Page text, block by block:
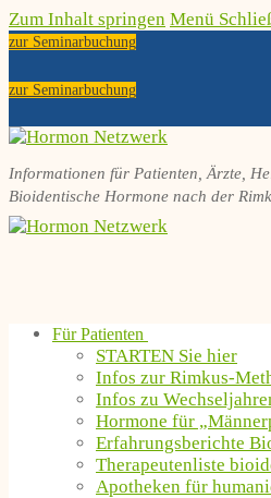
Zum Inhalt springen Menü
zur Seminarbuchung
zur Seminarbuchung
Informationen für Patienten, Ärzte,
Bioidentische Hormone nach der
Für Patienten
STARTEN Sie hier
Infos zur Rimkus-
Infos zu
Hormone für
Erfahrungsberichte
Therapeutenliste
Apotheken für